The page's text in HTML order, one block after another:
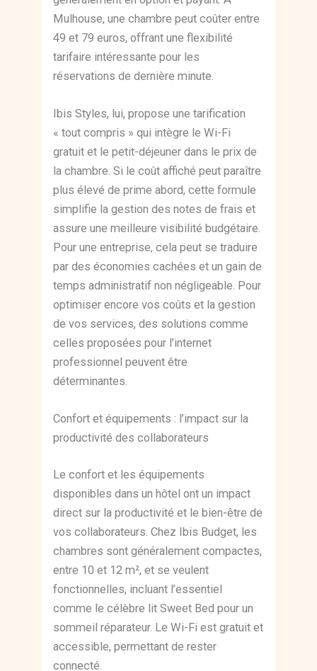
Mulhouse, une chambre peut coûter entre
49 et 79 euros, offrant une flexibilité
tarifaire intéressante pour les
réservations de dernière minute.
Ibis Styles, lui, propose une tarification
« tout compris » qui intègre le Wi-Fi
gratuit et le petit-déjeuner dans le prix de
la chambre. Si le coût affiché peut paraître
plus élevé de prime abord, cette formule
simplifie la gestion des notes de frais et
assure une meilleure visibilité budgétaire.
Pour une entreprise, cela peut se traduire
par des économies cachées et un gain de
temps administratif non négligeable. Pour
optimiser encore vos coûts et la gestion
de vos services, des solutions comme
celles proposées pour l’internet
professionnel peuvent être
déterminantes.
Confort et équipements : l’impact sur la
productivité des collaborateurs
Le confort et les équipements
disponibles dans un hôtel ont un impact
direct sur la productivité et le bien-être de
vos collaborateurs. Chez Ibis Budget, les
chambres sont généralement compactes,
entre 10 et 12 m², et se veulent
fonctionnelles, incluant l’essentiel
comme le célèbre lit Sweet Bed pour un
sommeil réparateur. Le Wi-Fi est gratuit et
accessible, permettant de rester
connecté.